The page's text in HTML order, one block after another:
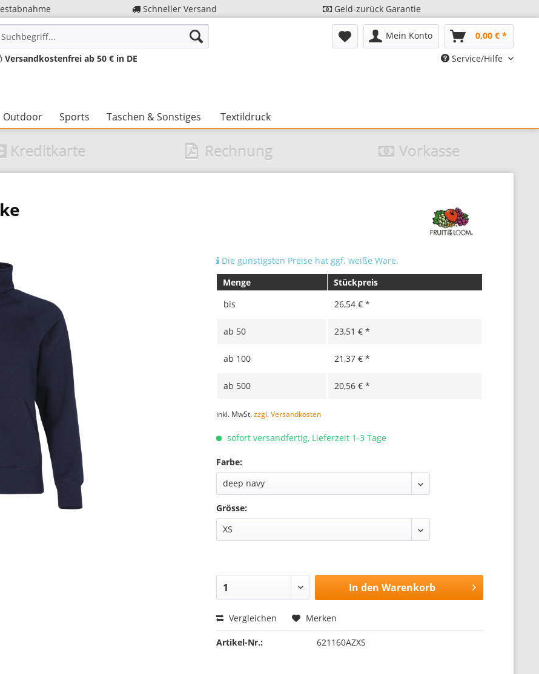
Schneller Versand Geld-zurück Garantie
Mein Konto
0,00 € *
Versandkostenfrei ab 50 € in DE
Service/Hilfe
Outdoor Sports Taschen & Sonstiges Textildruck
Kreditkarte Rechnung Vorkasse
Die günstigsten Preise hat ggf. weiße Ware.
Menge
Stückpreis
bis
26,54 € *
ab 50 23,51 € *
ab 100 21,37 € *
ab 500 20,56 € *
inkl. MwSt.zzgl. Versandkosten
sofort versandfertig, Lieferzeit 1-3 Tage
Farbe:
Grösse:
In den Warenkorb
Vergleichen Merken
Artikel-Nr.: 621160AZXS